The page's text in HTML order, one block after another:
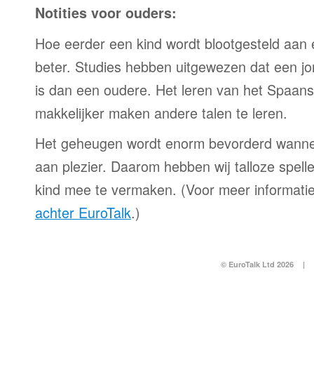
Notities voor ouders:
Hoe eerder een kind wordt blootgesteld
beter. Studies hebben uitgewezen dat een
is dan een oudere. Het leren van het
makkelijker maken andere talen te leren.
Het geheugen wordt enorm bevorderd
aan plezier. Daarom hebben wij talloze
kind mee te vermaken. (Voor meer
achter EuroTalk.)
© EuroTalk Ltd 2026 |